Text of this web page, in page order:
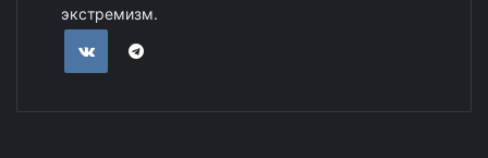
экстремизм.